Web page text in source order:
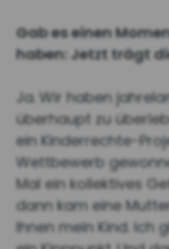
Gab es einen
haben: Jetzt trägt
Ja. Wir haben
überhaupt zu
ein Kinderrechte-
Wettbewerb
Mal ein kollektives
dann kam eine
Ihnen mein Kind. Ich